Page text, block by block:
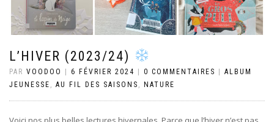
L’HIVER (2023/24)
PAR VOODOO | 6 FÉVRIER 2024 | 0 COMMENTAIRES | ALBUM
JEUNESSE
AU FIL DES SAISONS NATURE